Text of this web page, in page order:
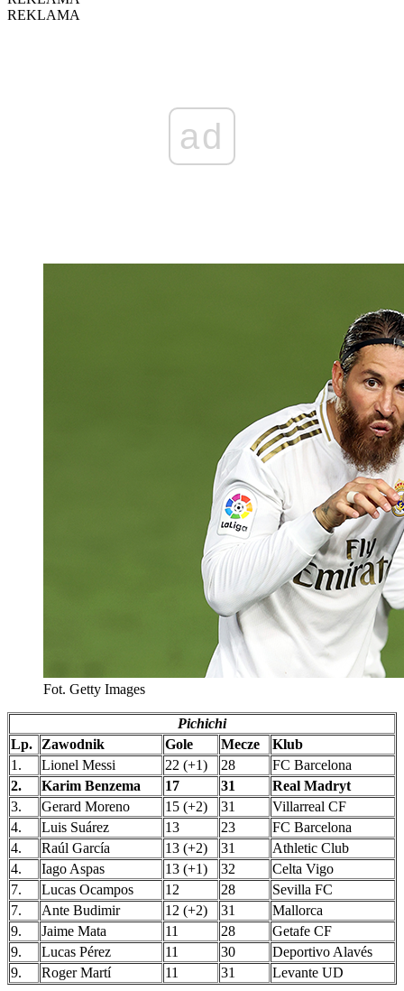
REKLAMA
ad
Fot. Getty Images
Pichichi
Lp.
Zawodnik Gole Mecze
Klub
1.
Lionel Messi 22 (+1) 28
FC Barcelona
2.
Karim Benzema 17 31
Real Madryt
3.
Gerard Moreno 15 (+2) 31
Villarreal CF
4.
Luis Suárez 13 23
FC Barcelona
4.
Raúl García 13 (+2) 31
Athletic Club
4.
Iago Aspas 13 (+1) 32
Celta Vigo
7.
Lucas Ocampos 12 28
Sevilla FC
7.
Ante Budimir 12 (+2) 31
Mallorca
9.
Jaime Mata 11 28
Getafe CF
9.
Lucas Pérez 11 30
Deportivo Alavés
9.
Roger Martí 11 31 Levante UD